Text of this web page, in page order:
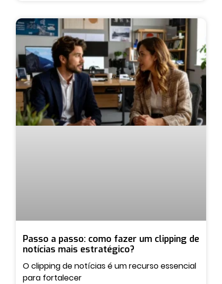
Passo a passo: como fazer um clipping de
notícias mais estratégico?
O clipping de notícias é um recurso essencial
para fortalecer